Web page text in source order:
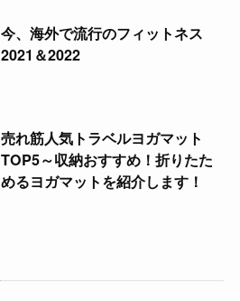
今、海外で流行のフィットネス
2021＆2022
売れ筋人気トラベルヨガマット
TOP5～収納おすすめ！折りたた
めるヨガマットを紹介します！